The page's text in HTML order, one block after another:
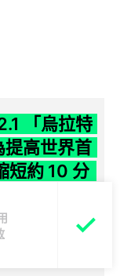
「烏拉特
提高世界首
短約 10 分
拉特克的詛咒」將
島」、地城「毒牙